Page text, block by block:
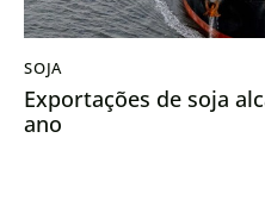
SOJA
Exportações de soja
ano